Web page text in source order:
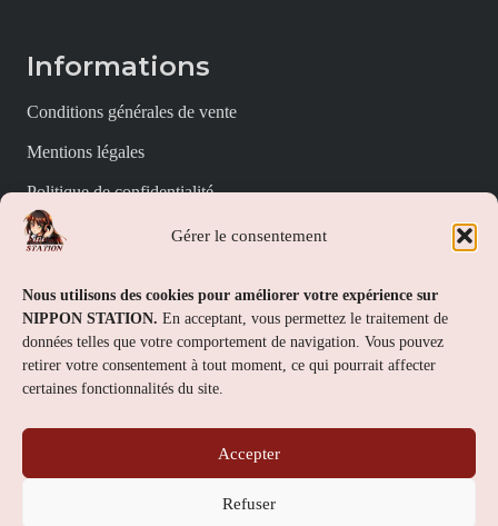
Gérer le consentement
Nous utilisons des cookies pour améliorer votre expérience sur
NIPPON STATION. En acceptant, vous permettez le traitement de
données telles que votre comportement de navigation. Vous pouvez
retirer votre consentement à tout moment, ce qui pourrait affecter
certaines fonctionnalités du site.
Accepter
Refuser
Informations
Conditions générales de vente
Mentions légales
Politique de confidentialité
Politique de cookies (UE)
Nippon Station
À propos
FAQs
Contact